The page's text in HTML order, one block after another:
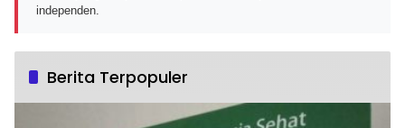
independen.
Berita Terpopuler